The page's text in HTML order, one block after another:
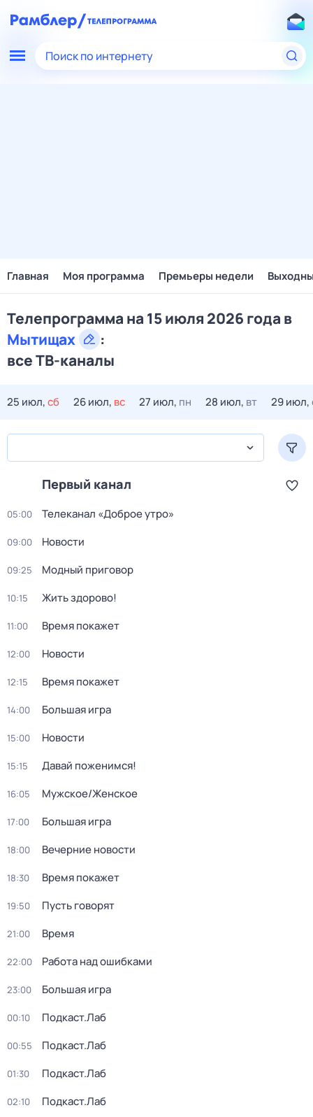
Поиск по интернету
Главная Моя программа Премьеры недели
Телепрограмма на 15 июля 2026 года в
Мытищах
:
все ТВ-каналы
25 июл,сб 26 июл, вс 27 июл, пн 28 июл, вт 29 июл,
Первый канал
05:00 Телеканал «Доброе утро»
09:00 Новости
09:25 Модный приговор
10:15 Жить здорово!
11:00 Время покажет
12:00 Новости
12:15 Время покажет
14:00 Большая игра
15:00 Новости
15:15 Давай поженимся!
16:05 Мужское/Женское
17:00 Большая игра
18:00 Вечерние новости
18:30 Время покажет
19:50 Пусть говорят
21:00 Время
22:00 Работа над ошибками
23:00 Большая игра
00:10 Подкаст.Лаб
00:55 Подкаст.Лаб
01:30 Подкаст.Лаб
02:10 Подкаст.Лаб